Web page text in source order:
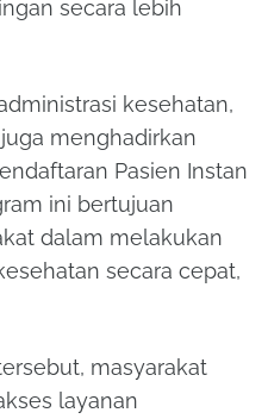
secara lebih
kesehatan,
menghadirkan
Pasien Instan
ini bertujuan
dalam melakukan
secara cepat,
masyarakat
layanan